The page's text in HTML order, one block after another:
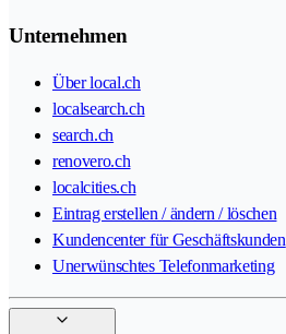
Unternehmen
Über local.ch
localsearch.ch
search.ch
renovero.ch
localcities.ch
Eintrag erstellen / ändern / löschen
Kundencenter für Geschäftskunden
Unerwünschtes Telefonmarketing